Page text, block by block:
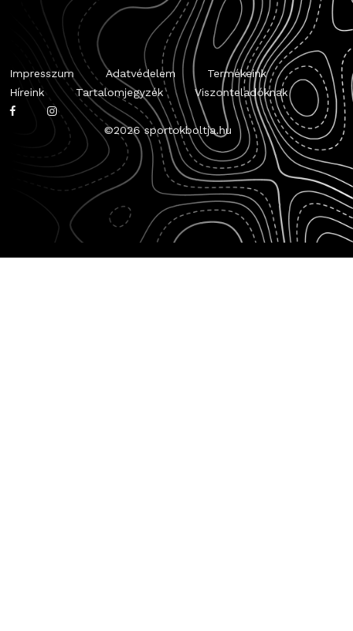
Impresszum Adatvédelem
Termékeink
Híreink
Tartalomjegyzék Viszonteladóknak
©2026 sportokboltja.hu